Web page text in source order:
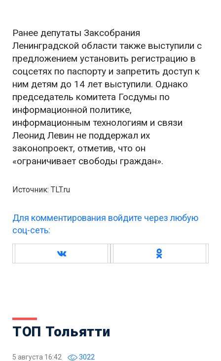
Ранее депутаты Заксобрания
Ленинградской области также выступили с
предложением установить регистрацию в
соцсетях по паспорту и запретить доступ к
ним детям до 14 лет выступили. Однако
председатель комитета Госдумы по
информационной политике,
информационным технологиям и связи
Леонид Левин не поддержал их
законопроект, отметив, что он
«ограничивает свободы граждан».
Источник: TLT.ru
Для комментирования войдите через любую
соц-сеть:
ТОП Тольятти
5 августа 16:42 3022